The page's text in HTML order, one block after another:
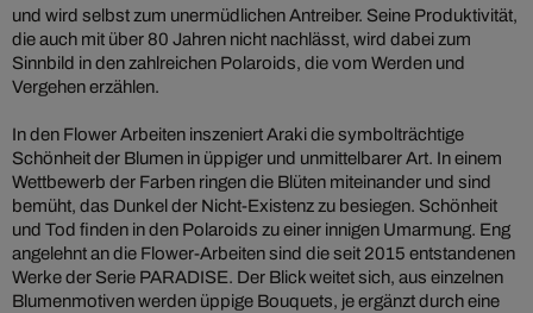
und wird selbst zum unermüdlichen Antreiber. Seine Produktivität,
die auch mit über 80 Jahren nicht nachlässt, wird dabei zum
Sinnbild in den zahlreichen Polaroids, die vom Werden und
Vergehen erzählen.
In den Flower Arbeiten inszeniert Araki die symbolträchtige
Schönheit der Blumen in üppiger und unmittelbarer Art. In einem
Wettbewerb der Farben ringen die Blüten miteinander und sind
bemüht, das Dunkel der Nicht-Existenz zu besiegen. Schönheit
und Tod finden in den Polaroids zu einer innigen Umarmung. Eng
angelehnt an die Flower-Arbeiten sind die seit 2015 entstandenen
Werke der Serie PARADISE. Der Blick weitet sich, aus einzelnen
Blumenmotiven werden üppige Bouquets, je ergänzt durch eine